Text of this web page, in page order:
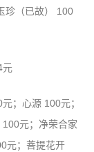
珍（已故） 100
元
；心源 100元；
元；净荣合家
元；菩提花开